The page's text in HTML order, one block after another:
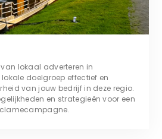
lokaal adverteren in
lokale doelgroep effectief en
van jouw bedrijf in deze regio.
en strategieën voor een